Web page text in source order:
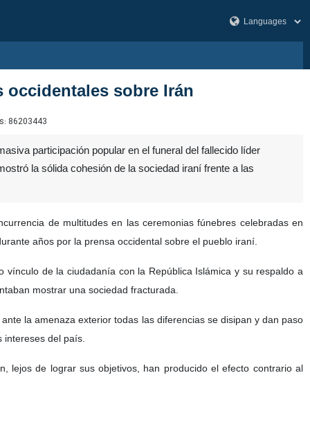
sobre Irán
86203443
participación popular en el funeral del fallecido líder
la sólida cohesión de la sociedad iraní frente a las
de multitudes en las ceremonias fúnebres celebradas en
años por la prensa occidental sobre el pueblo iraní.
de la ciudadanía con la República Islámica y su respaldo a
mostrar una sociedad fracturada.
la amenaza exterior todas las diferencias se disipan y dan paso
del país.
lejos de lograr sus objetivos, han producido el efecto contrario al